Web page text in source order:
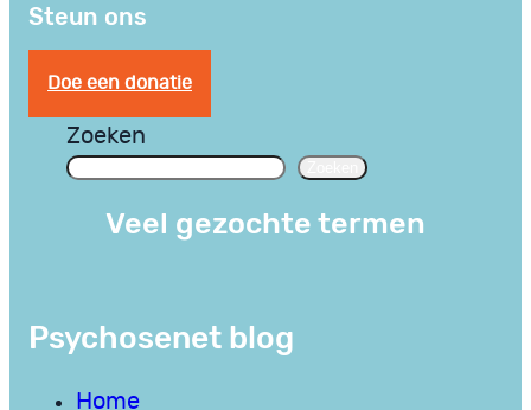
Steun ons
Doe een donatie
Zoeken
Veel gezochte termen
Psychosenet blog
Home